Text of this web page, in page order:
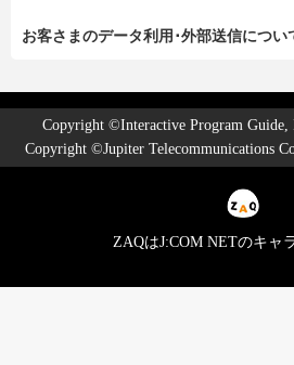
お客さまのデータ利用･外部送信につい
Copyright ©Interactive Program Guide,
Copyright ©Jupiter Telecommunications
ZAQはJ:COM NETのキャ